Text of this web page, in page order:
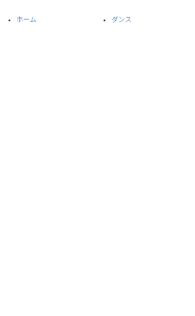
ホーム
ダンス